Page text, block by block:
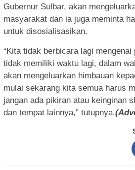
Gubernur Sulbar, akan
masyarakat dan ia juga meminta
untuk disosialisasikan.
“Kita tidak berbicara lagi
tidak memiliki waktu lagi, dalam
akan mengeluarkan himbauan
mulai sekarang kita semua harus
jangan ada pikiran atau keinginan
dan tempat lainnya,” tutupnya.